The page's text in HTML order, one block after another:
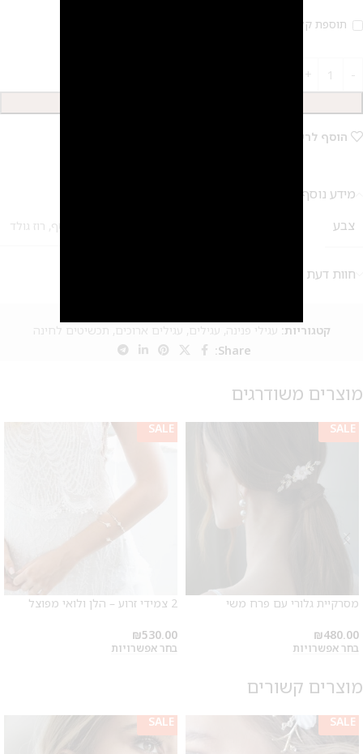
תוספת קליפס 20 ₪
הוסף לרשימת המשאלות
מידע נוסף
צבע
כסף, רוז גולד
חוות דעת (0)
קטגוריות: עגילי פנינה, עגילים, עגילים ארוכים, תכשיטים לחינה
Share:
מוצרים משודרגים
SALE
מסרקיית גלורי עם פרח משי
₪480.00
בחר אפשרויות
SALE
2 צמידי זרוע – הלן ולואי מפוצל
₪530.00
בחר אפשרויות
מוצרים קשורים
SALE
SALE